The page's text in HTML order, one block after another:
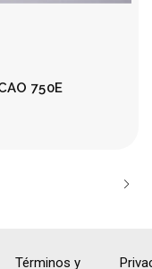
750E
Términos y